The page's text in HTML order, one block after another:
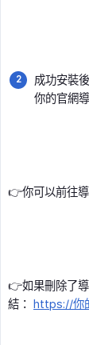
成功安裝
你的官網
👉你可以前往
👉如果刪除了
結： https://你